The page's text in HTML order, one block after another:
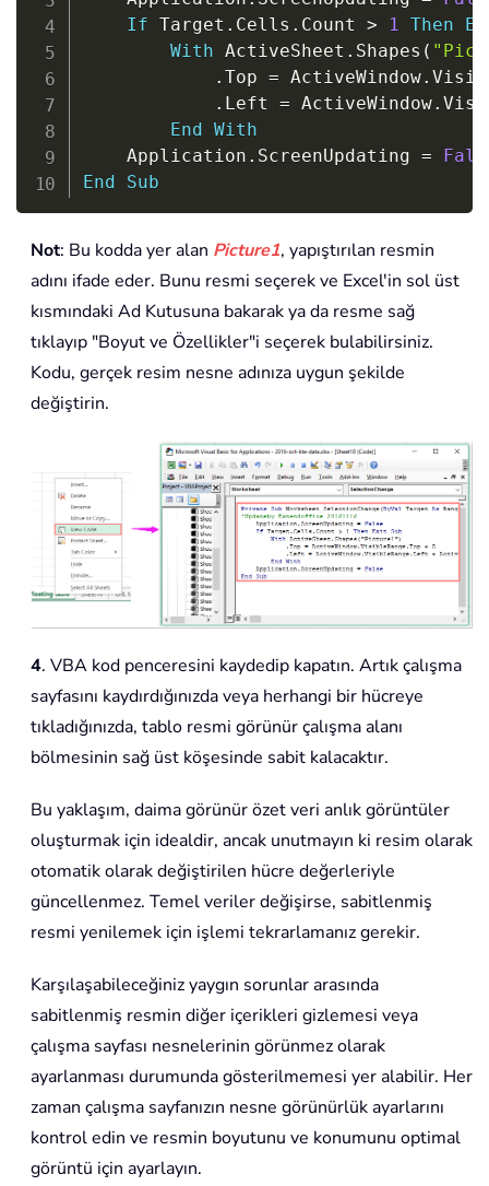
If Target . Cells . Count > 1 Then
With ActiveSheet . Shapes (
. Top = ActiveWindow.
. Left = ActiveWindow.
End With
    Application
. ScreenUpdating =
End
Sub
Not: Bu kodda yer alan Picture1, yapıştırılan resmin
adını ifade eder. Bunu resmi seçerek ve Excel'in sol üst
kısmındaki Ad Kutusuna bakarak ya da resme sağ
tıklayıp "Boyut ve Özellikler"i seçerek bulabilirsiniz.
Kodu, gerçek resim nesne adınıza uygun şekilde
değiştirin.
4. VBA kod penceresini kaydedip kapatın. Artık çalışma
sayfasını kaydırdığınızda veya herhangi bir hücreye
tıkladığınızda, tablo resmi görünür çalışma alanı
bölmesinin sağ üst köşesinde sabit kalacaktır.
Bu yaklaşım, daima görünür özet veri anlık görüntüler
oluşturmak için idealdir, ancak unutmayın ki resim olarak
otomatik olarak değiştirilen hücre değerleriyle
güncellenmez. Temel veriler değişirse, sabitlenmiş
resmi yenilemek için işlemi tekrarlamanız gerekir.
Karşılaşabileceğiniz yaygın sorunlar arasında
sabitlenmiş resmin diğer içerikleri gizlemesi veya
çalışma sayfası nesnelerinin görünmez olarak
ayarlanması durumunda gösterilmemesi yer alabilir. Her
zaman çalışma sayfanızın nesne görünürlük ayarlarını
kontrol edin ve resmin boyutunu ve konumunu optimal
görüntü için ayarlayın.